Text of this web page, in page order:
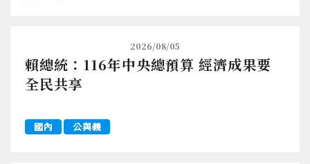
2026/08/05
賴總統：116年中央總預算 經濟成果要
全民共享
國內 公與義